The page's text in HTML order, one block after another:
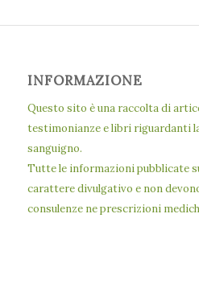
INFORMAZIONE
Questo sito è una raccolta di
testimonianze e libri riguardanti
sanguigno.
Tutte le informazioni pubblicate
carattere divulgativo e non
consulenze ne prescrizioni